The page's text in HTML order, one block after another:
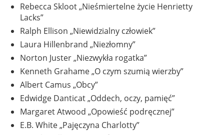
Rebecca Skloot „Nieśmiertelne życie Henrietty
Lacks”
Ralph Ellison „Niewidzialny człowiek”
Laura Hillenbrand „Niezłomny”
Norton Juster „Niezwykła rogatka”
Kenneth Grahame „O czym szumią wierzby”
Albert Camus „Obcy”
Edwidge Danticat „Oddech, oczy, pamięć”
Margaret Atwood „Opowieść podręcznej”
E.B. White „Pajęczyna Charlotty”